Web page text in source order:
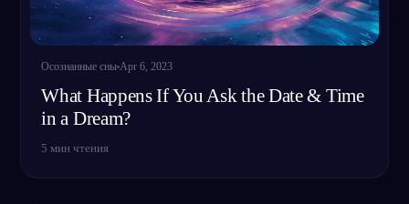
Осознанные сны Apr 6, 2023
What Happens If You Ask the Date & Time
in a Dream?
5 мин чтения